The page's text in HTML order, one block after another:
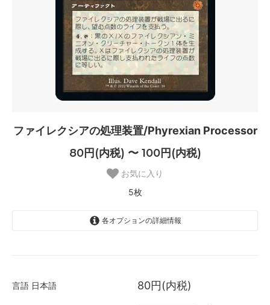
ファイレクシアの処理装置/Phyrexian Processor
80円(内税) 〜 100円(内税)
お気に入り
5枚
各オプションの詳細情報
言語 日本語 80円(内税)